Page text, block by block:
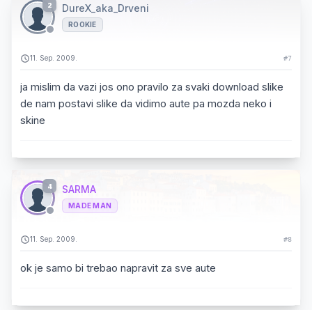
2 DureX_aka_Drveni
ROOKIE
11. Sep. 2009. #7
ja mislim da vazi jos ono pravilo za svaki download slike
de nam postavi slike da vidimo aute pa mozda neko i
skine
4 SARMA
MADE MAN
11. Sep. 2009. #8
ok je samo bi trebao napravit za sve aute